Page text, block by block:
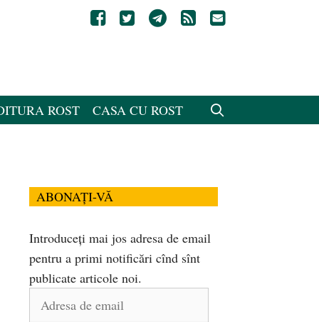
ROST CASA CU ROST
ABONAȚI-VĂ
Introduceți mai jos adresa de email
pentru a primi notificări cînd sînt
publicate articole noi.
Adresa